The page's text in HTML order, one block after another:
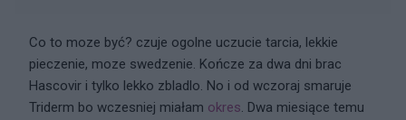
Co to moze być? czuje ogolne uczucie tarcia, lekkie
pieczenie, moze swedzenie. Kończe za dwa dni brac
Hascovir i tylko lekko zbladlo. No i od wczoraj smaruje
Triderm bo wczesniej miałam okres. Dwa miesiące temu